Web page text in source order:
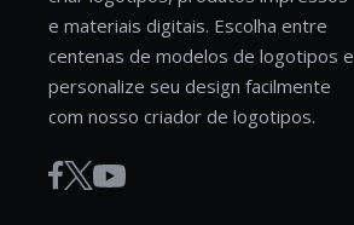
e materiais digitais. Escolha entre
centenas de modelos de logotipos e
personalize seu design facilmente
com nosso criador de logotipos.